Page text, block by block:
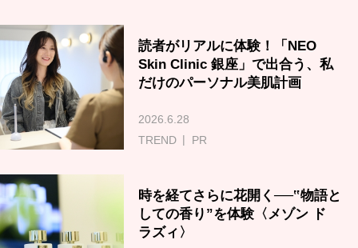
読者がリアルに体験！「NEO
Skin Clinic 銀座」で出合う、私
だけのパーソナル美肌計画
2026.6.28
TREND
PR
時を経てさらに花開く──‟物語と
しての香り”を体験〈メゾン ド
ラズィ〉